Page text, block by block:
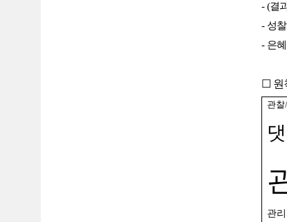
- (결
- 성
- 은
☐ 원
관찰/
관